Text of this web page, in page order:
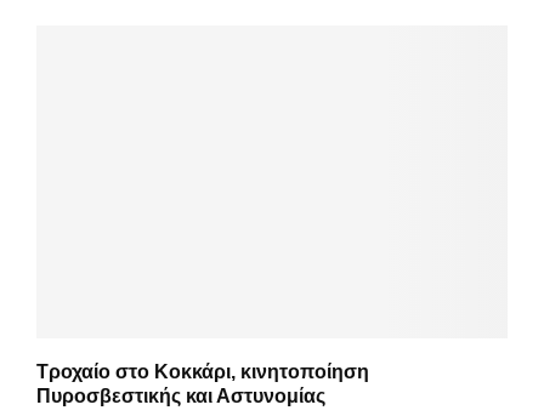
Τροχαίο στο Κοκκάρι, κινητοποίηση
Πυροσβεστικής και Αστυνομίας